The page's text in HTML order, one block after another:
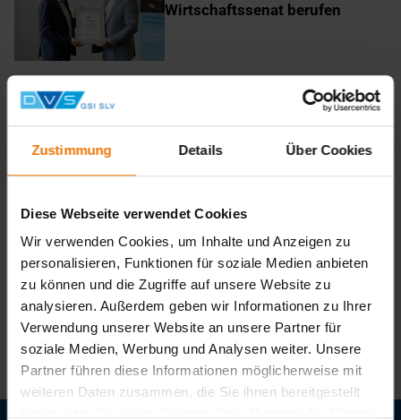
Zustimmung Details Über Cookies
Diese Webseite verwendet Cookies
Wir verwenden Cookies, um Inhalte und Anzeigen zu
personalisieren, Funktionen für soziale Medien anbieten
zu können und die Zugriffe auf unsere Website zu
analysieren. Außerdem geben wir Informationen zu Ihrer
Verwendung unserer Website an unsere Partner für
soziale Medien, Werbung und Analysen weiter. Unsere
Partner führen diese Informationen möglicherweise mit
weiteren Daten zusammen, die Sie ihnen bereitgestellt
Wirtschaftssenat berufen
Alle Newsbeiträge anzeigen
2026
Januar 2025(1)
Mai 2025(1)
Juli 2025(3)
September 2025 (4)
2024